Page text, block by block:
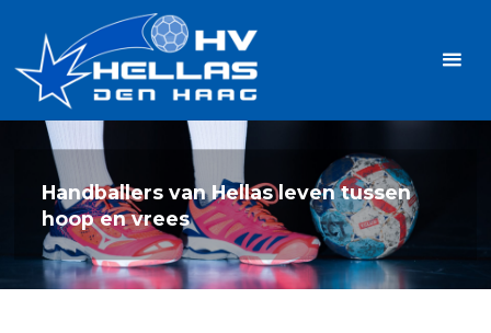
inhoud
Handballers van Hellas leven tussen
hoop en vrees